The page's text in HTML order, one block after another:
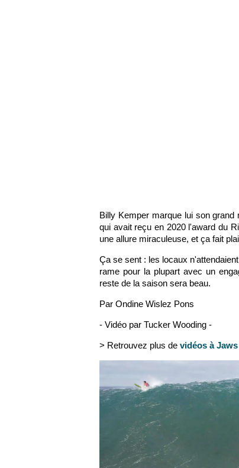
Billy Kemper marque lui son
qui avait reçu en 2020 l'award du
une allure miraculeuse, et ça fait
Ça se sent : les locaux
rame pour la plupart avec un
reste de la saison sera beau.
Par Ondine Wislez Pons
- Vidéo par Tucker Wooding -
> Retrouvez plus de vidéos à Jaws